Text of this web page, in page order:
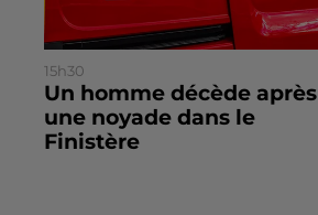
15h30
Un homme décède après
une noyade dans le
Finistère